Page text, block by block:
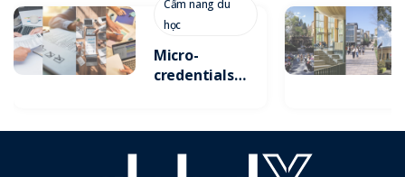
Cẩm nang du
học
Micro-
credentials:
Chứng Chỉ
Ngắn Hạn Để